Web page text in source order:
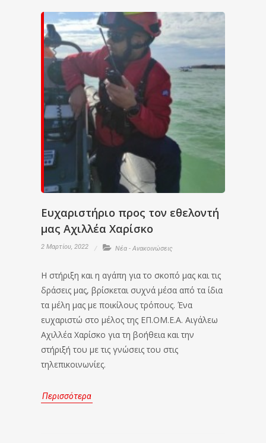
Ευχαριστήριο προς τον εθελοντή
μας Αχιλλέα Χαρίσκο
2 Μαρτίου, 2022 Νέα - Ανακοινώσεις
Η στήριξη και η αγάπη για το σκοπό μας και τις
δράσεις μας, βρίσκεται συχνά μέσα από τα ίδια
τα μέλη μας με ποικίλους τρόπους. Ένα
ευχαριστώ στο μέλος της ΕΠ.ΟΜ.Ε.Α. Αιγάλεω
Αχιλλέα Χαρίσκο για τη βοήθεια και την
στήριξή του με τις γνώσεις του στις
τηλεπικοινωνίες.
Περισσότερα